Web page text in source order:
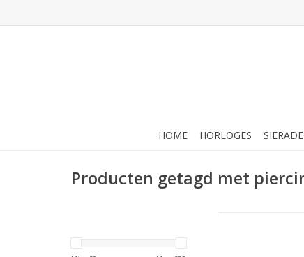
HOME HORLOGES
Producten getagd met